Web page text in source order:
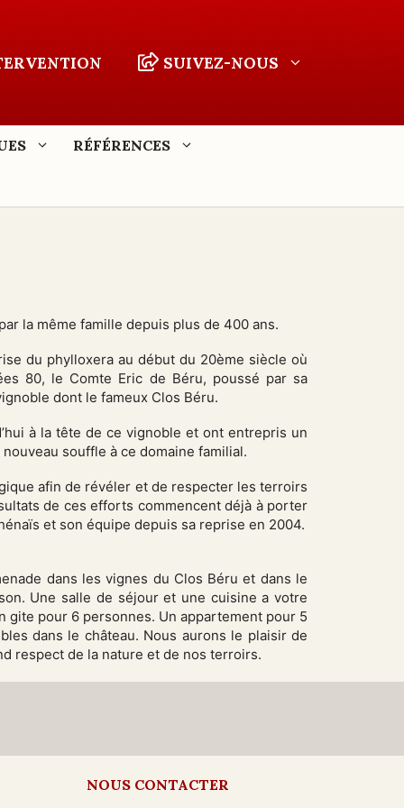
SUIVEZ-NOUS
RÉFÉRENCES
la même famille depuis plus de 400 ans.
du phylloxera au début du 20ème siècle où
80, le Comte Eric de Béru, poussé par sa
dont le fameux Clos Béru.
à la tête de ce vignoble et ont entrepris un
souffle à ce domaine familial.
afin de révéler et de respecter les terroirs
de ces efforts commencent déjà à porter
et son équipe depuis sa reprise en 2004.
dans les vignes du Clos Béru et dans le
Une salle de séjour et une cuisine a votre
pour 6 personnes. Un appartement pour 5
dans le château. Nous aurons le plaisir de
respect de la nature et de nos terroirs.
NOUS CONTACTER